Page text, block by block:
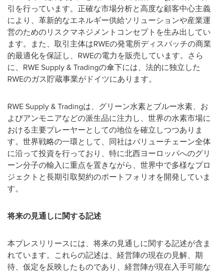
引を行っています。正確な市場分析と高度な顧客中心主義
により、革新的なエネルギー供給ソリューションや産業運
営のためのリスクマネジメントコンセプトを生み出してい
ます。また、取引主体はRWEの発電所ディスパッチの商業
的最適化を保証し、RWEの電力を販売しています。さら
に、RWE Supply & Tradingの傘下には、法的に独立した
RWEのガス貯蔵事業がドイツにあります。
RWE Supply & Tradingは、グリーン水素とブルー水素、お
よびアンモニアなどの派生品に注力し、世界の水素市場に
おける主要プレーヤーとしての地位を確立しつつありま
す。世界戦略の一環として、同社はバリューチェーン全体
に沿って投資を行っており、特に北西ヨーロッパへのグリ
ーン分子の輸入に重点を置きながら、世界中で多様なプロ
ジェクトと長期引取契約のポートフォリオを開発していま
す。
将来の見通しに関する記述
本プレスリリースには、将来の見通しに関する記述が含ま
れています。これらの記述は、経営陣の現在の見解、期
待、仮定を反映したものであり、経営陣が現在入手可能な